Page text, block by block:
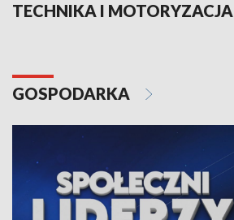
TECHNIKA I MOTORYZACJA
GOSPODARKA